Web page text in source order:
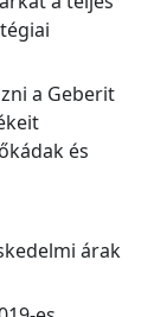
a Geberit
és
árak